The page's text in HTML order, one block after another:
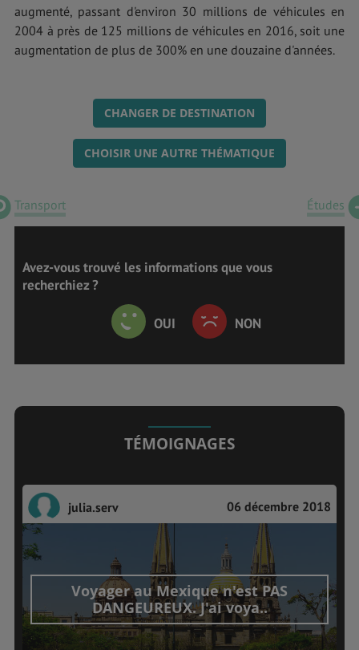
augmenté, passant d'environ 30 millions de véhicules en
2004 à près de 125 millions de véhicules en 2016, soit une
augmentation de plus de 300% en une douzaine d'années.
CHANGER DE DESTINATION
CHOISIR UNE AUTRE THÉMATIQUE
Transport Études
Avez-vous trouvé les informations que vous
recherchiez ?
OUI NON
TÉMOIGNAGES
julia.serv 06 décembre 2018
Voyager au Mexique n'est PAS
DANGEUREUX. J'ai voya..